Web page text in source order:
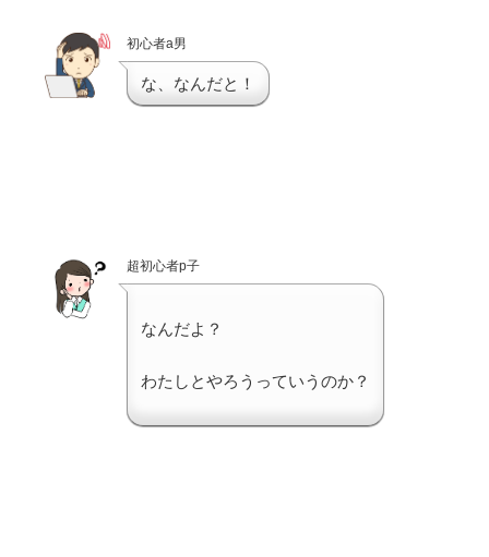
初心者a男
な、なんだと！
超初心者p子
なんだよ？
わたしとやろうっていうのか？